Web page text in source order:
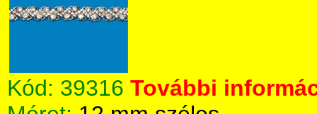
Kód: 39316 További